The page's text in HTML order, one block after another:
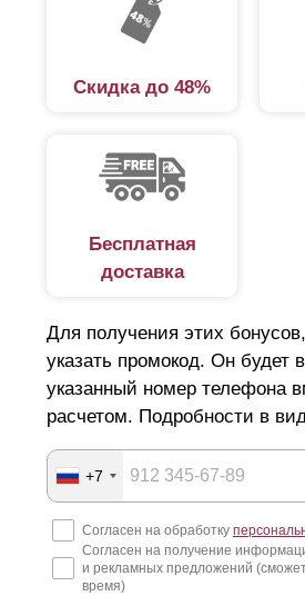
Скидка до 48%
Бесплатная
доставка
Для получения этих
указать промокод. Он будет
указанный номер телефона
расчетом. Подробности в
+7
Согласен на обработку
Согласен на получение
и рекламных предложений
время)